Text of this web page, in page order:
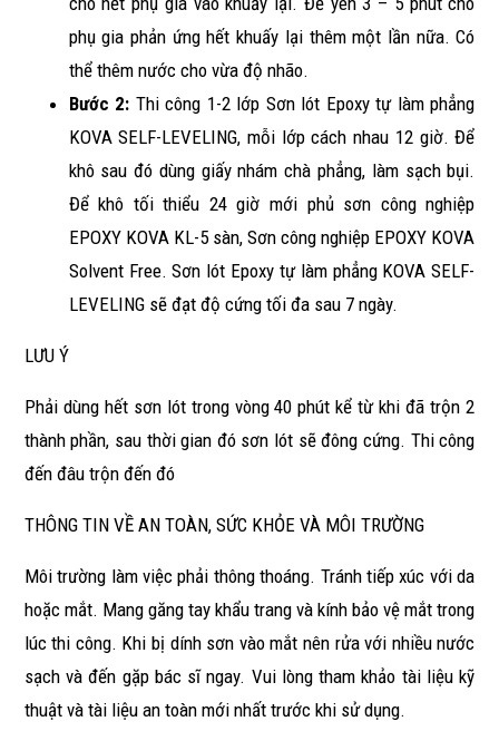
phụ gia phản ứng hết khuấy lại thêm một lần nữa. Có
thể thêm nước cho vừa độ nhão.
Bước 2: Thi công 1-2 lớp Sơn lót Epoxy tự làm phẳng
KOVA SELF-LEVELING, mỗi lớp cách nhau 12 giờ. Để
khô sau đó dùng giấy nhám chà phẳng, làm sạch bụi.
Để khô tối thiểu 24 giờ mới phủ sơn công nghiệp
EPOXY KOVA KL-5 sàn, Sơn công nghiệp EPOXY KOVA
Solvent Free. Sơn lót Epoxy tự làm phẳng KOVA SELF-
LEVELING sẽ đạt độ cứng tối đa sau 7 ngày.
LƯU Ý
Phải dùng hết sơn lót trong vòng 40 phút kể từ khi đã trộn 2
thành phần, sau thời gian đó sơn lót sẽ đông cứng. Thi công
đến đâu trộn đến đó
THÔNG TIN VỀ AN TOÀN, SỨC KHỎE VÀ MÔI TRƯỜNG
Môi trường làm việc phải thông thoáng. Tránh tiếp xúc với da
hoặc mắt. Mang găng tay khẩu trang và kính bảo vệ mắt trong
lúc thi công. Khi bị dính sơn vào mắt nên rửa với nhiều nước
sạch và đến gặp bác sĩ ngay. Vui lòng tham khảo tài liệu kỹ
thuật và tài liệu an toàn mới nhất trước khi sử dụng.